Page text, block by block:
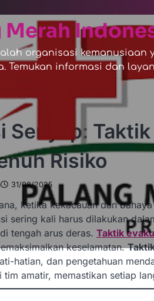
Merah
organisasi
Temukan informasi dan
Senyap:
Risiko
31/08/2025
ketika kekacauan dan
sering kali harus dilakukan
tengah arus deras. Taktik
keselamatan.
hatian, dan pengetahuan
amatir, memastikan setiap